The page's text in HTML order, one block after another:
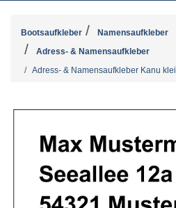
Bootsaufkleber
Namensaufkleber
Adress- & Namensaufkleber
Adress- & Namensaufkleber Kanu